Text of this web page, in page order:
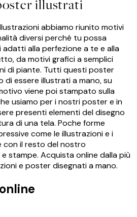
illustrati
abbiamo riunito motivi
diversi perché tu possa
alla perfezione a te e alla
da motivi grafici a semplici
di piante. Tutti questi poster
di essere illustrati a mano, su
viene poi stampato sulla
usiamo per i nostri poster e in
presenti elementi del disegno
di una tela. Poche forme
come le illustrazioni e i
con il resto del nostro
stampe. Acquista online dalla più
e poster disegnati a mano.